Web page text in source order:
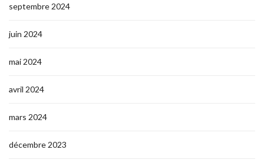
septembre 2024
juin 2024
mai 2024
avril 2024
mars 2024
décembre 2023